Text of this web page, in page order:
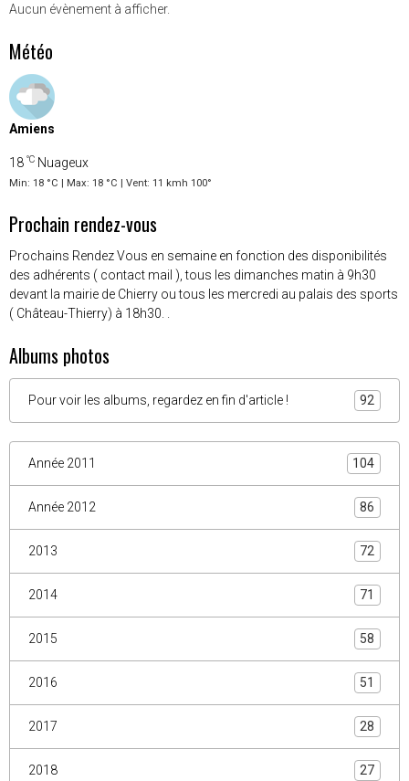
Aucun évènement à afficher.
Météo
Amiens
18 °C Nuageux
Min: 18 °C | Max: 18 °C | Vent: 11 kmh 100°
Prochain rendez-vous
Prochains Rendez Vous en semaine en fonction des disponibilités
des adhérents ( contact mail ), tous les dimanches matin à 9h30
devant la mairie de Chierry ou tous les mercredi au palais des sports
( Château-Thierry) à 18h30. .
Albums photos
Pour voir les albums, regardez en fin d'article ! 92
Année 2011 104
Année 2012 86
2013 72
2014 71
2015 58
2016 51
2017 28
2018 27